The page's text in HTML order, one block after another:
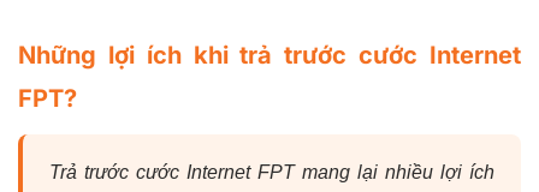
Những lợi ích khi trả trước cước Internet
FPT?
Trả trước cước Internet FPT mang lại nhiều lợi ích